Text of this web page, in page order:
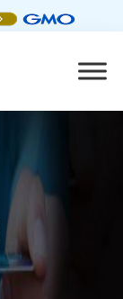
số 47 ngày